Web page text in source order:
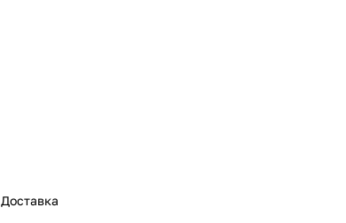
Доставка